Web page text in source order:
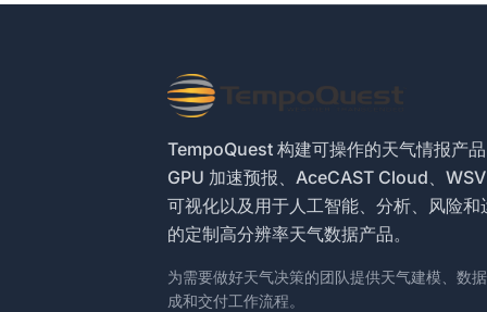
TempoQuest 构建可操作的天气情报产
GPU 加速预报、AceCAST Cloud、
可视化以及用于人工智能、分析、风险和
的定制高分辨率天气数据产品。
为需要做好天气决策的团队提供天气建模、数
成和交付工作流程。